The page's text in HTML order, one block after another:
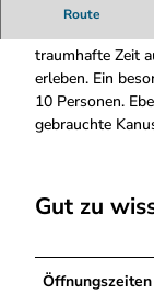
t
u
.
g
Route
Bei den Touren
traumhafte Zeit
erleben. Ein
10 Personen.
gebrauchte
Gut zu
Öffnungszeiten